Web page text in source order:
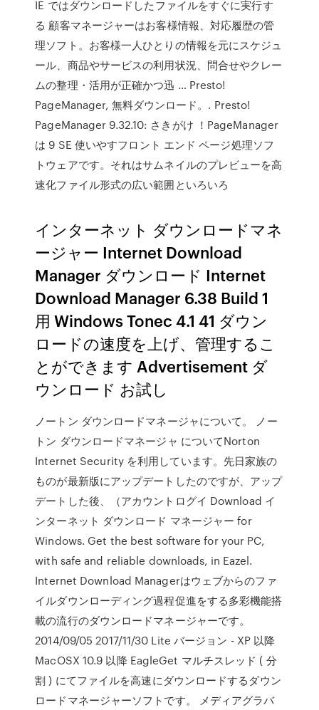
IE ではダウンロードしたファイルをすぐに実行す
る 顧客マネージャーはお客様情報、対応履歴の管
理ソフト。お客様一人ひとりの情報を元にスケジュ
ール、商品やサービスの利用状況、問合せやクレー
ムの整理・活用が正確かつ迅 … Presto!
PageManager, 無料ダウンロード。. Presto!
PageManager 9.32.10: さきがけ ！PageManager
は 9 SE 使いやすフロント エンド ページ処理ソフ
トウェアです。それはサムネイルのプレビューを高
速化ファイル形式の広い範囲といろいろ
インターネット ダウンロードマネ
ージャー Internet Download
Manager ダウンロード Internet
Download Manager 6.38 Build 1
用 Windows Tonec 4.1 41 ダウン
ロードの速度を上げ、管理するこ
とができます Advertisement ダ
ウンロード お試し
ノートン ダウンロードマネージャについて。 ノー
トン ダウンロードマネージャ についてNorton
Internet Security を利用しています。先日家族の
ものが最新版にアップデートしたのですが、アップ
デートした後、（アカウントログイ Download イ
ンターネット ダウンロード マネージャー for
Windows. Get the best software for your PC,
with safe and reliable downloads, in Eazel.
Internet Download Managerはウェブからのファ
イルダウンローディング過程促進をする多彩機能搭
載の流行のダウンロードマネージャーです。
2014/09/05 2017/11/30 Lite バージョン - XP 以降
MacOSX 10.9 以降 EagleGet マルチスレッド ( 分
割 ) にてファイルを高速にダウンロードするダウン
ロードマネージャーソフトです。 メディアグラバ